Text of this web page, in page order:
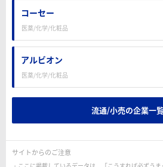
コーセー
医薬/化学/化粧品
アルビオン
医薬/化学/化粧品
流通/小売の企業一
サイトからのご注意